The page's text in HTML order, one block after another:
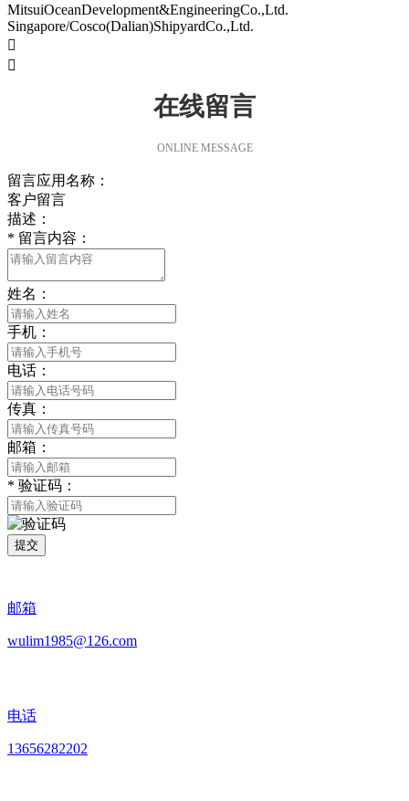
MitsuiOceanDevelopment&EngineeringCo.,Ltd.
Singapore/Cosco(Dalian)ShipyardCo.,Ltd.


在线留言
ONLINE MESSAGE
留言应用名称：
客户留言
描述：
* 留言内容：
姓名：
手机：
电话：
传真：
邮箱：
* 验证码：
提交
邮箱
wulim1985@126.com
电话
13656282202